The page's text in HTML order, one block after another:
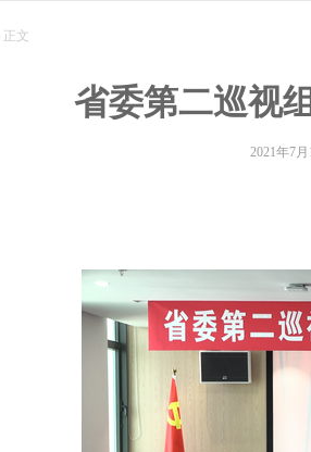
省委第二巡视
2021年7
省委第二巡视组巡视省担保集团党委工作动员会召开
正文